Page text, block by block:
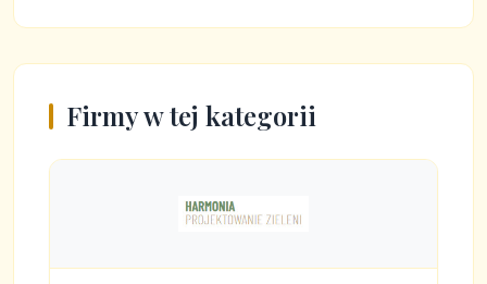
Firmy w tej kategorii